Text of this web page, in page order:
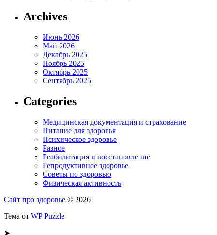
Archives
Июнь 2026
Май 2026
Декабрь 2025
Ноябрь 2025
Октябрь 2025
Сентябрь 2025
Categories
Медицинская документация и страхование
Питание для здоровья
Психическое здоровье
Разное
Реабилитация и восстановление
Репродуктивное здоровье
Советы по здоровью
Физическая активность
Сайт про здоровье © 2026
Тема от WP Puzzle
➤